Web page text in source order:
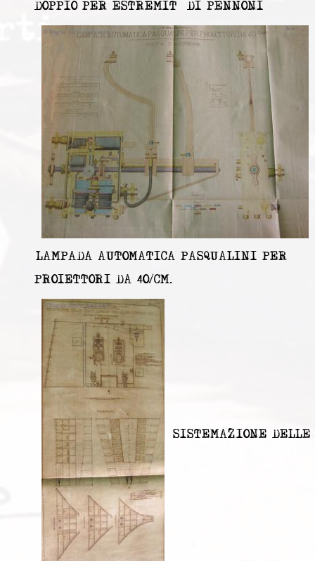
DOPPIO PER ESTREMITÀ DI PENNONI
LAMPADA AUTOMATICA PASQUALINI PER
PROIETTORI DA 40/CM.
SISTEMAZIONE DELLE